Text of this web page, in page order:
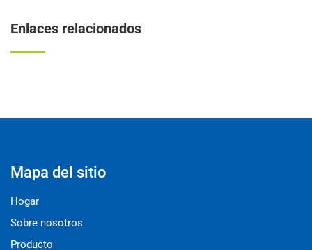
Enlaces relacionados
Mapa del sitio
Hogar
Sobre nosotros
Producto